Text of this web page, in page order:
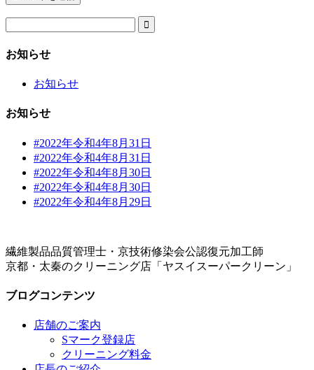

お知らせ
お知らせ
お知らせ
#2022年令和4年8月31日
#2022年令和4年8月31日
#2022年令和4年8月30日
#2022年令和4年8月30日
#2022年令和4年8月29日
繊維製品品質管理士・京技術修染会公認復元加工師
京都・太秦のクリーニング店「ヤスイスーパークリーン」
ブログコンテンツ
店舗のご案内
Sマーク登録店
クリーニング料金